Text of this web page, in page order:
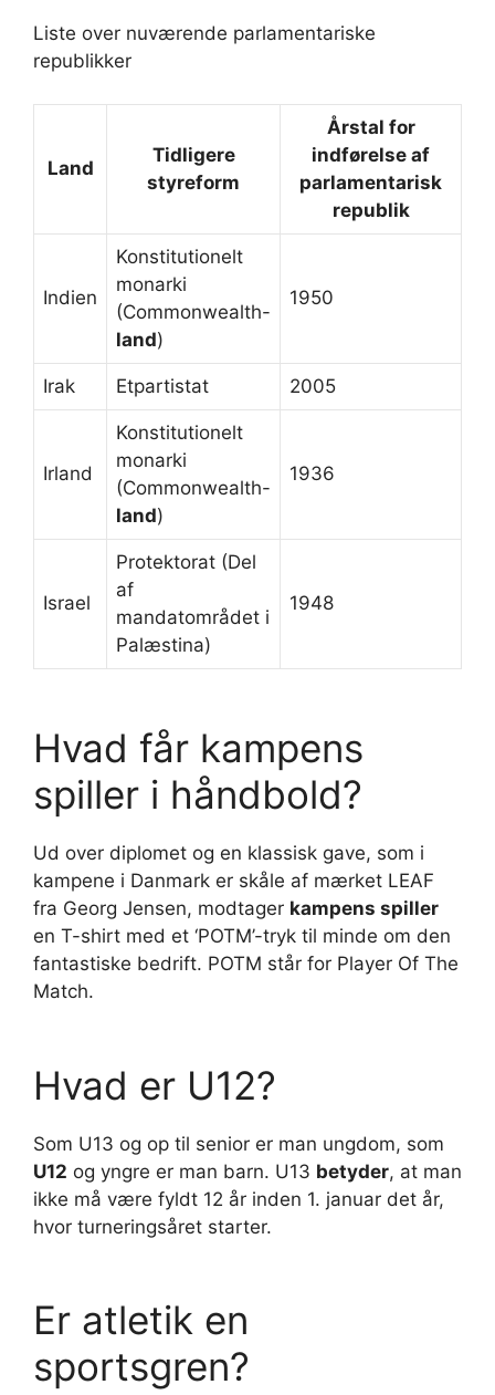
Liste over nuværende parlamentariske
republikker
Land
Tidligere
styreform
Årstal for
indførelse af
parlamentarisk
republik
Indien
Konstitutionelt
monarki
(Commonwealth-
land)
1950
Irak Etpartistat 2005
Irland
Konstitutionelt
monarki
(Commonwealth-
land)
1936
Israel
Protektorat (Del
af
mandatområdet i
Palæstina)
1948
Hvad får kampens
spiller i håndbold?
Ud over diplomet og en klassisk gave, som i
kampene i Danmark er skåle af mærket LEAF
fra Georg Jensen, modtager kampens spiller
en T-shirt med et ‘POTM’-tryk til minde om den
fantastiske bedrift. POTM står for Player Of The
Match.
Hvad er U12?
Som U13 og op til senior er man ungdom, som
U12 og yngre er man barn. U13 betyder, at man
ikke må være fyldt 12 år inden 1. januar det år,
hvor turneringsåret starter.
Er atletik en
sportsgren?